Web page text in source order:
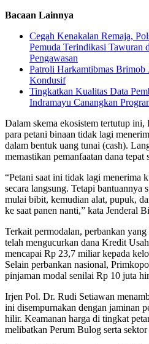
Bacaan Lainnya
Cegah Kenakalan Remaja,
Pemuda Terindikasi Tawuran
Pengawasan
Patroli Harkamtibmas Brimob
Kondusif
Tingkatkan Kualitas Data
Indramayu Canangkan
Dalam skema ekosistem tertutup
para petani binaan tidak lagi
dalam bentuk uang tunai (cash).
memastikan pemanfaatan dana tepat
“Petani saat ini tidak lagi menerima
secara langsung. Tetapi bantuannya
mulai bibit, kemudian alat, pupuk,
ke saat panen nanti,” kata Jenderal
Terkait permodalan, perbankan
telah mengucurkan dana Kredit
mencapai Rp 23,7 miliar kepada
Selain perbankan nasional,
pinjaman modal senilai Rp 10 juta
Irjen Pol. Dr. Rudi Setiawan
ini disempurnakan dengan jaminan
hilir. Keamanan harga di tingkat
melibatkan Perum Bulog serta sektor